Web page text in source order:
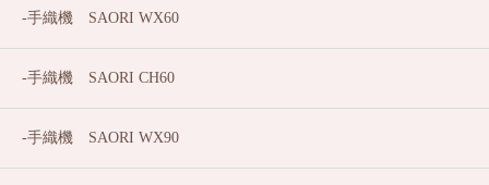
手織機 SAORI WX60
手織機 SAORI CH60
手織機 SAORI WX90